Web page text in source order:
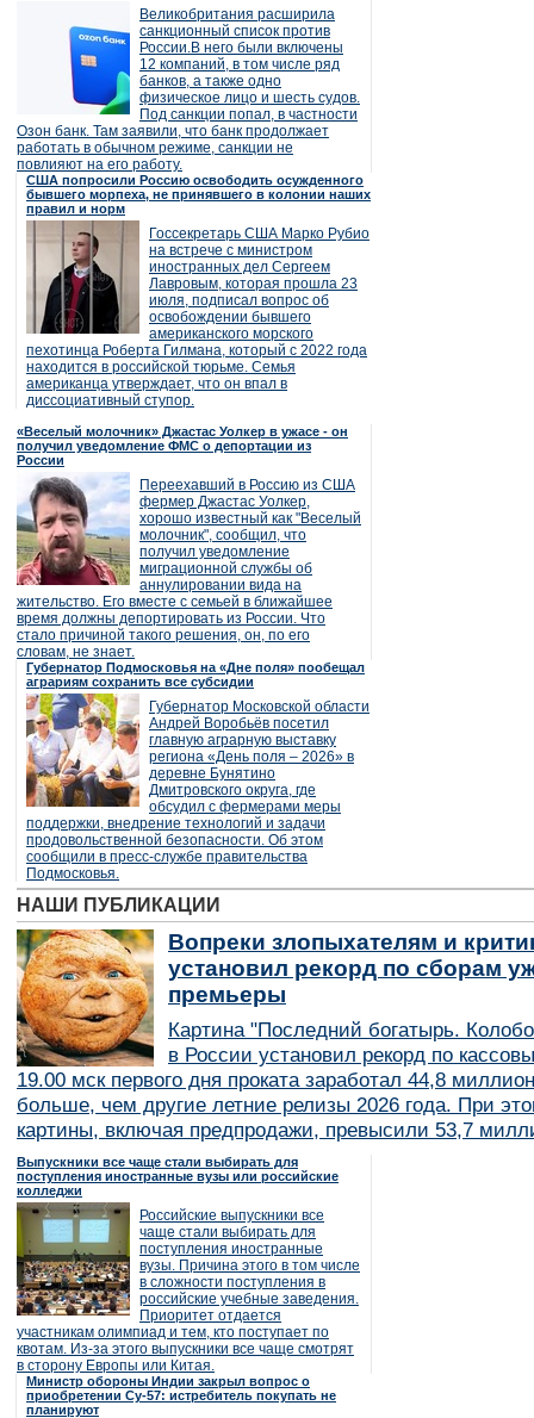
Великобритания расширила
санкционный список против
России.В него были включены
12 компаний, в том числе ряд
банков, а также одно
физическое лицо и шесть судов.
Под санкции попал, в частности
Озон банк. Там заявили, что банк продолжает
работать в обычном режиме, санкции не
повлияют на его работу.
США попросили Россию освободить осужденного
бывшего морпеха, не принявшего в колонии наших
правил и норм
Госсекретарь США Марко Рубио
на встрече с министром
иностранных дел Сергеем
Лавровым, которая прошла 23
июля, подписал вопрос об
освобождении бывшего
американского морского
пехотинца Роберта Гилмана, который с 2022 года
находится в российской тюрьме. Семья
американца утверждает, что он впал в
диссоциативный ступор.
«Веселый молочник» Джастас Уолкер в ужасе - он
получил уведомление ФМС о депортации из
России
Переехавший в Россию из США
фермер Джастас Уолкер,
хорошо известный как "Веселый
молочник", сообщил, что
получил уведомление
миграционной службы об
аннулировании вида на
жительство. Его вместе с семьей в ближайшее
время должны депортировать из России. Что
стало причиной такого решения, он, по его
словам, не знает.
Губернатор Подмосковья на «Дне поля» пообещал
аграриям сохранить все субсидии
Губернатор Московской области
Андрей Воробьёв посетил
главную аграрную выставку
региона «День поля – 2026» в
деревне Бунятино
Дмитровского округа, где
обсудил с фермерами меры
поддержки, внедрение технологий и задачи
продовольственной безопасности. Об этом
сообщили в пресс-службе правительства
Подмосковья.
НАШИ ПУБЛИКАЦИИ
Вопреки злопыхателям и
установил рекорд по сборам
премьеры
Картина "Последний богатырь.
в России установил рекорд по
19.00 мск первого дня проката заработал 44,8
больше, чем другие летние релизы 2026 года. При
картины, включая предпродажи, превысили 53,7
Выпускники все чаще стали выбирать для
поступления иностранные вузы или российские
колледжи
Российские выпускники все
чаще стали выбирать для
поступления иностранные
вузы. Причина этого в том числе
в сложности поступления в
российские учебные заведения.
Приоритет отдается
участникам олимпиад и тем, кто поступает по
квотам. Из-за этого выпускники все чаще смотрят
в сторону Европы или Китая.
Министр обороны Индии закрыл вопрос о
приобретении Су-57: истребитель покупать не
планируют